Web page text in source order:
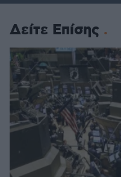
Δείτε Επίσης